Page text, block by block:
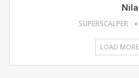
SUPERSCALPER
LOAD